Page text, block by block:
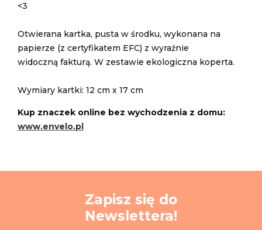
<3
Otwierana kartka, pusta w środku, wykonana na
papierze (z certyfikatem EFC) z wyraźnie
widoczną fakturą. W zestawie ekologiczna koperta.
Wymiary kartki: 12 cm x 17 cm
Kup znaczek online bez wychodzenia z domu:
www.envelo.pl
Zapisz się do
Newslettera!